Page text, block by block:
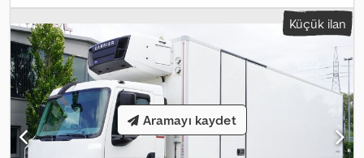
toplam ağırlık:19.000 kg, dingil konfigürasyonu:4x2, dingil
mesafesi:5.250 mm gündüz kabini,
vites türü:otomatik, emisyon sınıfı:Euro 6
, yükleme alanı uzunluğu:
6.200 mm, yükleme alanı genişliği: 2.460 mm, yükleme alanı
yüksekliği:600 mm, Üretim yılı:2020
AdBlue, Takograf,
diferansiyel kilidi, hız sabitleyici, klima, vinç
, Renault C280 DTI 8 /
HDS Fassi F135A.22 / uzaktan kontrol / rotator / 15 EPAL platform Yıl:
2019/2020 Kilometre: 240.000 km. Teknik Bilgiler Azami Yüklü
Ağırlık: 19.000 kg Boş Ağırlık: 10.950 kg Yük Kapasitesi: 8.050 kg
Küçük ilan
Aramayı kaydet